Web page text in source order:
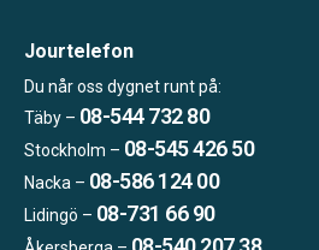
Jourtelefon
Du når oss dygnet runt på:
Täby – 08-544 732 80
Stockholm – 08-545 426 50
Nacka – 08-586 124 00
Lidingö – 08-731 66 90